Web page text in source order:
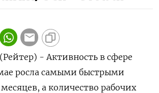
- Активность в сфере
росла самыми быстрыми
а количество рабочих